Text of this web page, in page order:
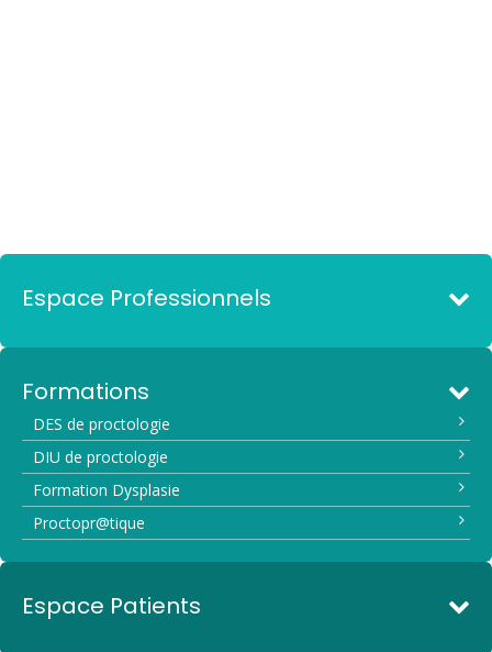
Espace Professionnels
Formations
DES de proctologie
DIU de proctologie
Formation Dysplasie
Proctopr@tique
Espace Patients